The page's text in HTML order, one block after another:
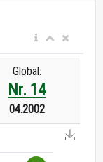
Global:
Nr. 14
04.2002